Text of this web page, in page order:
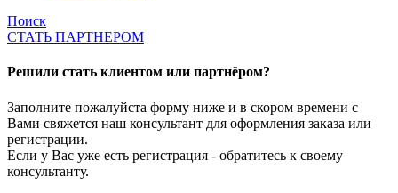
Поиск
СТАТЬ ПАРТНЕРОМ
Решили стать клиентом или партнёром?
Заполните пожалуйста форму ниже и в скором времени с
Вами свяжется наш консультант для оформления заказа или
регистрации.
Если у Вас уже есть регистрация - обратитесь к своему
консультанту.